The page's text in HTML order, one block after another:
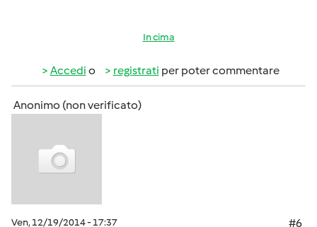
In cima
Accedi o registrati per poter commentare
Anonimo (non verificato)
Ven, 12/19/2014 - 17:37
#6